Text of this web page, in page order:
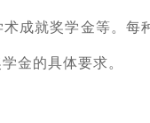
成就奖学金等。每
金的具体要求。